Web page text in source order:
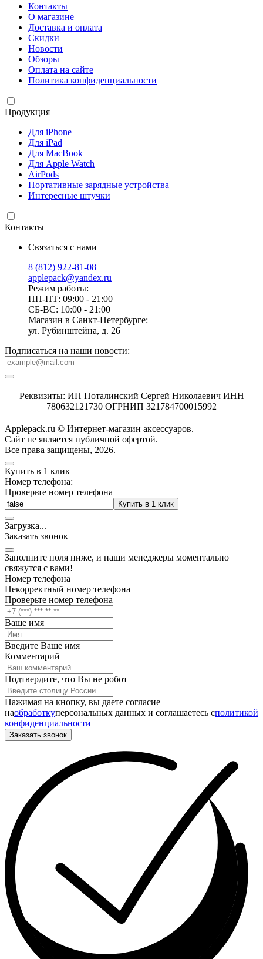
Контакты
О магазине
Доставка и оплата
Скидки
Новости
Обзоры
Оплата на сайте
Политика конфиденциальности
Продукция
Для iPhone
Для iPad
Для MacBook
Для Apple Watch
AirPods
Портативные зарядные устройства
Интересные штучки
Контакты
Связаться с нами
8 (812) 922-81-08
applepack@yandex.ru
Режим работы:
ПН-ПТ: 09:00 - 21:00
СБ-ВС: 10:00 - 21:00
Магазин в Санкт-Петербурге:
ул. Рубинштейна, д. 26
Подписаться на наши новости:
Реквизиты: ИП Поталинский Сергей Николаевич ИНН
780632121730 ОГРНИП 321784700015992
Applepack.ru © Интернет-магазин аксессуаров.
Cайт не является публичной офертой.
Все права защищены, 2026.
Купить в 1 клик
Номер телефона:
Проверьте номер телефона
Купить в 1 клик
Загрузка...
Заказать звонок
Заполните поля ниже, и наши менеджеры моментально
свяжутся с вами!
Номер телефона
Некорректный номер телефона
Проверьте номер телефона
Ваше имя
Введите Ваше имя
Комментарий
Подтвердите, что Вы не робот
Нажимая на кнопку, вы даете согласие
наобработкуперсональных данных и соглашаетесь cполитикой
конфиденциальности
Заказать звонок